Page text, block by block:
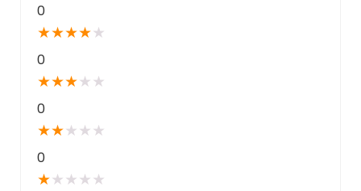
0
★★★★★
0
★★★★ ★
0
★★★ ★ ★
0
★★ ★ ★ ★